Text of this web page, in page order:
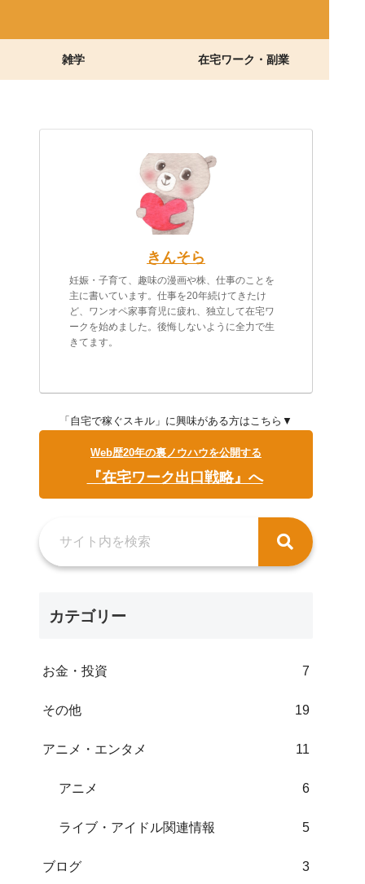
雑学 在宅ワーク・副業
きんそら
妊娠・子育て、趣味の漫画や株、仕事のことを
主に書いています。仕事を20年続けてきたけ
ど、ワンオペ家事育児に疲れ、独立して在宅ワ
ークを始めました。後悔しないように全力で生
きてます。
「自宅で稼ぐスキル」に興味がある方はこちら▼
Web歴20年の裏ノウハウを公開する
『在宅ワーク出口戦略』へ
カテゴリー
お金・投資 7
その他 19
アニメ・エンタメ 11
アニメ 6
ライブ・アイドル関連情報 5
ブログ 3